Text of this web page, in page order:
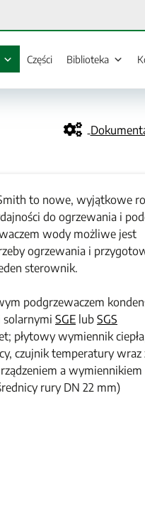
Części Biblioteka
to nowe, wyjątkowe
do ogrzewania i
wody możliwe jest
ogrzewania i
sterownik.
podgrzewaczem
solarnymi SGE lub SGS
płytowy wymiennik
czujnik temperatury wraz
a
rury DN 22 mm)